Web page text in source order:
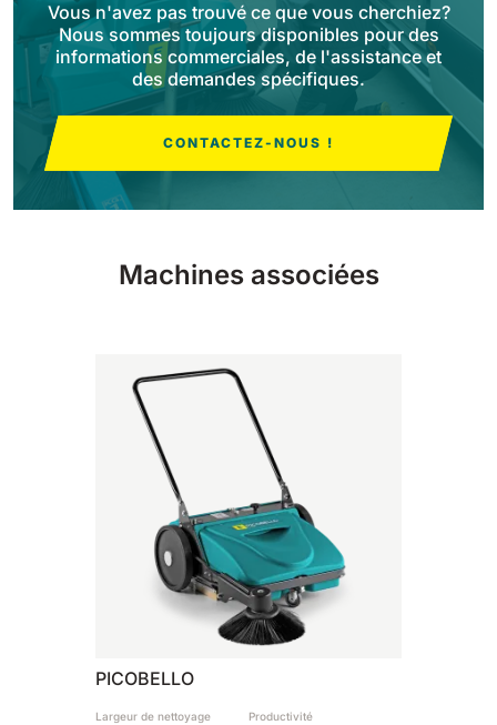
E65
650 mm 3900 m²/h
E83
E85
810 mm 6075 m²/h
1000 mm 7500 m²/h
E110-D
1100 mm 8800 m²/h
Vous n'avez pas trouvé ce que vous cherchiez?
Nous sommes toujours disponibles pour des
informations commerciales, de l'assistance et
des demandes spécifiques.
CONTACTEZ-NOUS !
Machines associées
PICOBELLO
Largeur de nettoyage Productivité